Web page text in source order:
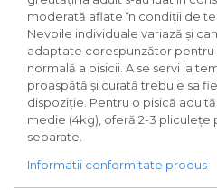
moderată aflate în condiții de
Nevoile individuale variază și
adaptate corespunzător
normală a pisicii. A se servi la
proaspătă și curată trebuie sa
dispoziție. Pentru o pisică
medie (4kg), oferă 2-3 pliculețe
separate.
Informatii conformitate produs